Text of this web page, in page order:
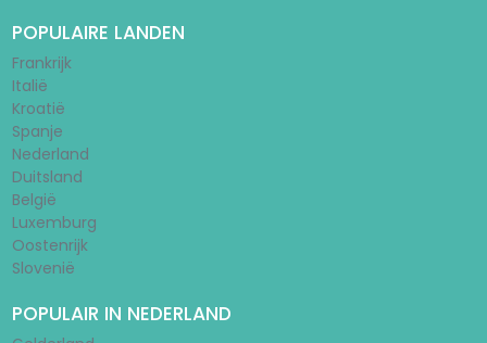
POPULAIRE LANDEN
Frankrijk
Italië
Kroatië
Spanje
Nederland
Duitsland
België
Luxemburg
Oostenrijk
Slovenië
POPULAIR IN NEDERLAND